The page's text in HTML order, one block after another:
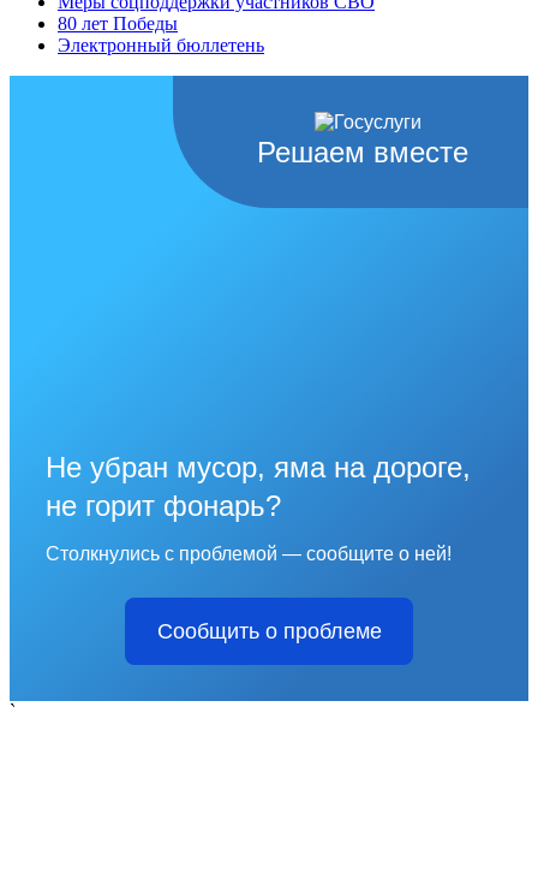
80 лет Победы
Электронный бюллетень
Решаем вместе
Не убран мусор, яма на дороге,
не горит фонарь?
Столкнулись с проблемой — сообщите о ней!
Сообщить о проблеме
`